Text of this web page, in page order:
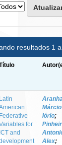
resultados 1
Latin
Federative
for
ICT and
Márcio
Iório;
Alex;